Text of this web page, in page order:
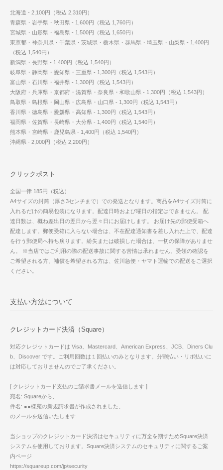
北海道 - 2,100円（税込 2,310円）
青森県・岩手県・秋田県 - 1,600円（税込 1,760円）
宮城県・山形県・福島県 - 1,500円（税込 1,650円）
東京都・神奈川県・千葉県・茨城県・栃木県・群馬県・埼玉県・山梨県 - 1,400円
（税込 1,540円）
新潟県・長野県 - 1,400円（税込 1,540円）
岐阜県・静岡県・愛知県・三重県 - 1,300円（税込 1,543円）
富山県・石川県・福井県 - 1,300円（税込 1,543円）
大阪府・兵庫県・京都府・滋賀県・奈良県・和歌山県 - 1,300円（税込 1,543円）
鳥取県・島根県・岡山県・広島県・山口県 - 1,300円（税込 1,543円）
香川県・徳島県・愛媛県・高知県 - 1,300円（税込 1,543円）
福岡県・佐賀県・長崎県・大分県 - 1,400円（税込 1,540円）
熊本県・宮崎県・鹿児島県 - 1,400円（税込 1,540円）
沖縄県 - 2,000円（税込 2,200円）
クリックポスト
全国一律 185円（税込）
A4サイズの封筒（厚さ3センチまで）での発送となります。商品をA4サイズ封筒に
入れるだけの簡易包装になります。配達日時および曜日の指定はできません。 配
達日数は、概ね差出日の翌日から翌々日にお届けします。 お届け先の郵便受箱へ
配達します。郵便受箱に入らない場合は、不在配達通知書を差し入れた上で、配達
を行う郵便局へ持ち戻ります。紛失または破損した場合は、一切の保障がありませ
ん。 ※当店ではご利用の際の配送事故に関する苦情は承れません。受領の確認を
ご希望される方、補償を希望される方は、佐川急便・ヤマト運輸での配送をご選択
ください。
支払い方法について
クレジットカード決済（Square）
対応クレジットカードは Visa、Mastercard、American Express、JCB、Diners Clu
b、Discover です。ご利用回数は１回払いのみとなります。分割払い・リボ払いに
は対応しておりませんのでご了承ください。
[ クレジットカード支払のご請求書メールを送信します ]
宛名: Squareから、
件名: ●●様宛の新規請求書が作成されました、
のメールを送信いたします
当ショップのクレジットカード決済はセキュリティに万全を期すためSquare決済
システムを使用しております。Square決済システムのセキュリティに関するご案
内ページ
https://squareup.com/jp/security